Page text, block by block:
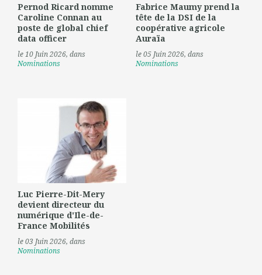
Pernod Ricard nomme
Caroline Connan au
poste de global chief
data officer
le 10 Juin 2026, dans
Nominations
Fabrice Maumy prend la
tête de la DSI de la
coopérative agricole
Auraïa
le 05 Juin 2026, dans
Nominations
Luc Pierre-Dit-Mery
devient directeur du
numérique d'Ile-de-
France Mobilités
le 03 Juin 2026, dans
Nominations